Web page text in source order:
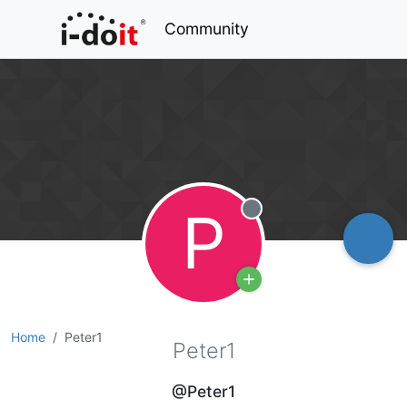
Community
P Offline
Home Peter1
Peter1
@Peter1